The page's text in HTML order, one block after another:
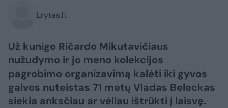
Lrytas.lt
Už kunigo Ričardo Mikutavičiaus
nužudymo ir jo meno kolekcijos
pagrobimo organizavimą kalėti iki gyvos
galvos nuteistas 71 metų Vladas Beleckas
siekia anksčiau ar vėliau ištrūkti į laisvę.